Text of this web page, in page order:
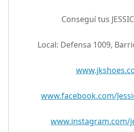
Conseguí tus
Local: Defensa 1009,
www.facebook.com/
www.instagram.com/